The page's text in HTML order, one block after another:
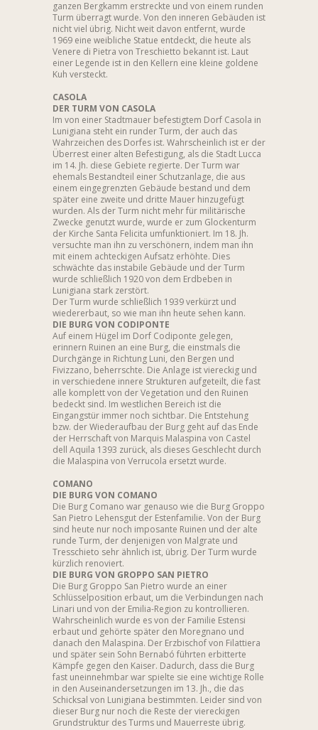
ganzen Bergkamm erstreckte und von einem runden
Turm überragt wurde. Von den inneren Gebäuden ist
nicht viel übrig. Nicht weit davon entfernt, wurde
1969 eine weibliche Statue entdeckt, die heute als
Venere di Pietra von Treschietto bekannt ist. Laut
einer Legende ist in den Kellern eine kleine goldene
Kuh versteckt.
CASOLA
DER TURM VON CASOLA
Im von einer Stadtmauer befestigtem Dorf Casola in
Lunigiana steht ein runder Turm, der auch das
Wahrzeichen des Dorfes ist. Wahrscheinlich ist er der
Überrest einer alten Befestigung, als die Stadt Lucca
im 14. Jh. diese Gebiete regierte. Der Turm war
ehemals Bestandteil einer Schutzanlage, die aus
einem eingegrenzten Gebäude bestand und dem
später eine zweite und dritte Mauer hinzugefügt
wurden. Als der Turm nicht mehr für militärische
Zwecke genutzt wurde, wurde er zum Glockenturm
der Kirche Santa Felicita umfunktioniert. Im 18. Jh.
versuchte man ihn zu verschönern, indem man ihn
mit einem achteckigen Aufsatz erhöhte. Dies
schwächte das instabile Gebäude und der Turm
wurde schließlich 1920 von dem Erdbeben in
Lunigiana stark zerstört.
Der Turm wurde schließlich 1939 verkürzt und
wiedererbaut, so wie man ihn heute sehen kann.
DIE BURG VON CODIPONTE
Auf einem Hügel im Dorf Codiponte gelegen,
erinnern Ruinen an eine Burg, die einstmals die
Durchgänge in Richtung Luni, den Bergen und
Fivizzano, beherrschte. Die Anlage ist viereckig und
in verschiedene innere Strukturen aufgeteilt, die fast
alle komplett von der Vegetation und den Ruinen
bedeckt sind. Im westlichen Bereich ist die
Eingangstür immer noch sichtbar. Die Entstehung
bzw. der Wiederaufbau der Burg geht auf das Ende
der Herrschaft von Marquis Malaspina von Castel
dell Aquila 1393 zurück, als dieses Geschlecht durch
die Malaspina von Verrucola ersetzt wurde.
COMANO
DIE BURG VON COMANO
Die Burg Comano war genauso wie die Burg Groppo
San Pietro Lehensgut der Estenfamilie. Von der Burg
sind heute nur noch imposante Ruinen und der alte
runde Turm, der denjenigen von Malgrate und
Tresschieto sehr ähnlich ist, übrig. Der Turm wurde
kürzlich renoviert.
DIE BURG VON GROPPO SAN PIETRO
Die Burg Groppo San Pietro wurde an einer
Schlüsselposition erbaut, um die Verbindungen nach
Linari und von der Emilia-Region zu kontrollieren.
Wahrscheinlich wurde es von der Familie Estensi
erbaut und gehörte später den Moregnano und
danach den Malaspina. Der Erzbischof von Filattiera
und später sein Sohn Bernabó führten erbitterte
Kämpfe gegen den Kaiser. Dadurch, dass die Burg
fast uneinnehmbar war spielte sie eine wichtige Rolle
in den Auseinandersetzungen im 13. Jh., die das
Schicksal von Lunigiana bestimmten. Leider sind von
dieser Burg nur noch die Reste der viereckigen
Grundstruktur des Turms und Mauerreste übrig.